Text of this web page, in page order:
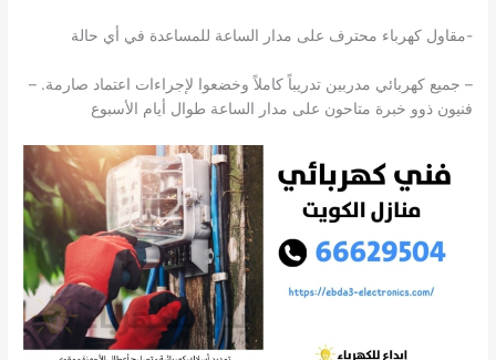
-مقاول كهرباء محترف على مدار الساعة للمساعدة في أي حالة
– جميع كهربائي مدربين تدريباً كاملاً وخضعوا لإجراءات اعتماد صارمة. –
فنيون ذوو خبرة متاحون على مدار الساعة طوال أيام الأسبوع